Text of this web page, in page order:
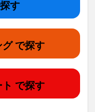
す
で探す
で探す